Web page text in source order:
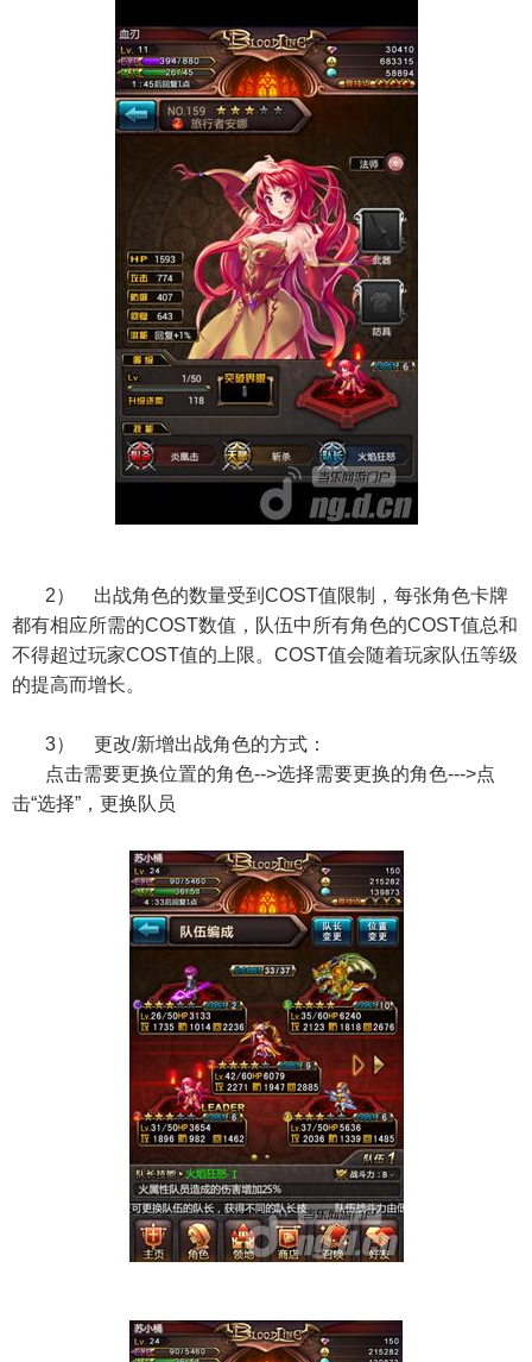
2） 出战角色的数量受到COST值限制，每张角色卡牌
都有相应所需的COST数值，队伍中所有角色的COST值总和
不得超过玩家COST值的上限。COST值会随着玩家队伍等级
的提高而增长。
3） 更改/新增出战角色的方式：
点击需要更换位置的角色-->选择需要更换的角色--->点
击“选择”，更换队员